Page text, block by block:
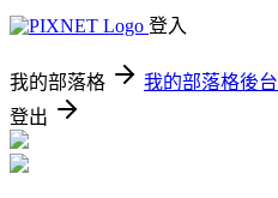
登入
我的部落格 我的部落格後台
登出